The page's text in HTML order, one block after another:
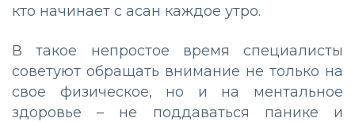
кто начинает с асан каждое утро.
В такое непростое время специалисты
советуют обращать внимание не только на
свое физическое, но и на ментальное
здоровье – не поддаваться панике и